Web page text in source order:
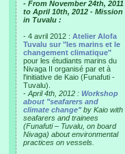
- From November 24th, 2011
to April 10th, 2012 - Mission
in Tuvalu :
- 4 avril 2012 : Atelier Alofa
Tuvalu sur "les marins et le
changement climatique"
pour les étudiants marins du
Nivaga II organisé par et à
l'initiative de Kaio (Funafuti -
Tuvalu).
- April 4th, 2012 : Workshop
about "seafarers and
climate change"by Kaio with
seafarers and trainees
(Funafuti – Tuvalu, on board
Nivaga) about environmental
practices on vessels.